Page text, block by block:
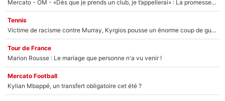
Mercato - OM - «Dès que je prends un club, je t’appellerai» : La promesse de Marcelino au moment de claquer la porte
Tennis
Victime de racisme contre Murray, Kyrgios pousse un énorme coup de gueule !
Tour de France
Marion Rousse : Le mariage que personne n'a vu venir !
Mercato Football
Kylian Mbappé, un transfert obligatoire cet été ?